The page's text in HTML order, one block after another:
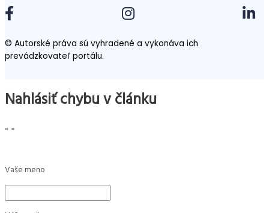
© Autorské práva sú vyhradené a vykonáva ich
prevádzkovateľ portálu.
Nahlásiť chybu v článku
«»
Vaše meno